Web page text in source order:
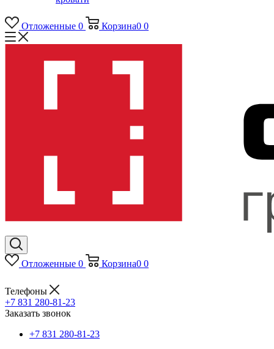
Отложенные 0 Корзина0 0
Отложенные 0 Корзина0 0
Телефоны
+7 831 280-81-23
Заказать звонок
+7 831 280-81-23